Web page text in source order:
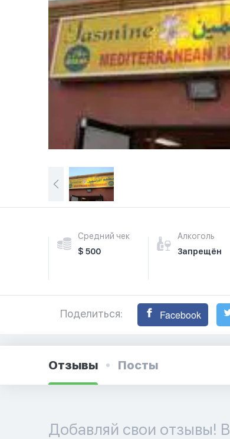
Средний чек
$ 500
Алкоголь
Запрещён
Поделиться: Facebook
Отзывы Посты
Добавляй свои отзывы! В